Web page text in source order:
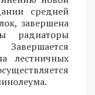
средней
завершена
радиаторы
лестничных